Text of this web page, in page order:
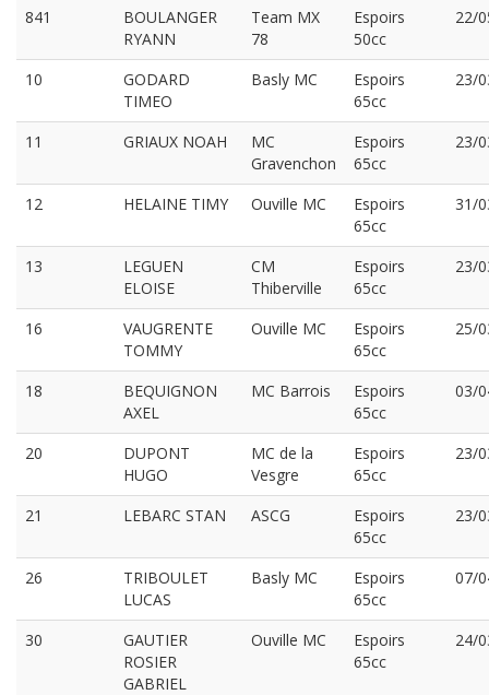
841
BOULANGER
RYANN
Team MX
78
Espoirs
50cc
22/
10
GODARD
TIMEO
Basly MC
Espoirs
65cc
23/
11 GRIAUX NOAH
MC
Gravenchon
Espoirs
65cc
23/
12 HELAINE TIMY Ouville MC
Espoirs
65cc
31/
13
LEGUEN
ELOISE
CM
Thiberville
Espoirs
65cc
23/
16
VAUGRENTE
TOMMY
Ouville MC
Espoirs
65cc
25/
18
BEQUIGNON
AXEL
MC Barrois
Espoirs
65cc
03/
20
DUPONT
HUGO
MC de la
Vesgre
Espoirs
65cc
23/
21 LEBARC STAN ASCG
Espoirs
65cc
23/
26
TRIBOULET
LUCAS
Basly MC
Espoirs
65cc
07/
30
GAUTIER
ROSIER
GABRIEL
Ouville MC
Espoirs
65cc
24/